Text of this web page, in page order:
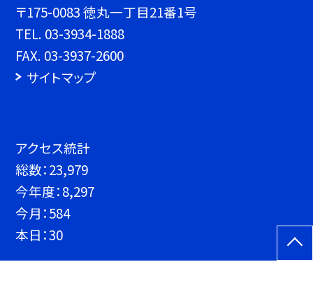
〒175-0083 徳丸一丁目21番1号
TEL. 03-3934-1888
FAX. 03-3937-2600
サイトマップ
アクセス統計
総数：23,979
今年度：8,297
今月：584
本日：30